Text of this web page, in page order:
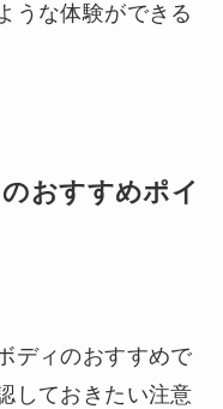
うな体験ができる
おすすめポイ
ディのおすすめで
しておきたい注意